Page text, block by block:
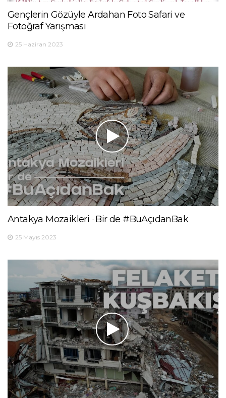
Gençlerin Gözüyle Ardahan Foto Safari ve
Fotoğraf Yarışması
25 Haziran 2023
Antakya Mozaikleri · Bir de #BuAçıdanBak
25 Mayıs 2023